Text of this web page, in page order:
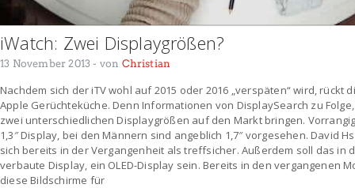
iWatch: Zwei Displaygrößen?
13 November 2013 - von Christian
Nachdem sich der iTV wohl auf 2015 oder 2016 „verspäten“ wird, rückt
Apple Gerüchteküche. Denn Informationen von DisplaySearch zu
zwei unterschiedlichen Displaygrößen auf den Markt bringen.
1,3″ Display, bei den Männern sind angeblich 1,7″ vorgesehen. David
sich bereits in der Vergangenheit als treffsicher. Außerdem soll das in
verbaute Display, ein OLED-Display sein. Bereits in den vergangenen
diese Bildschirme für